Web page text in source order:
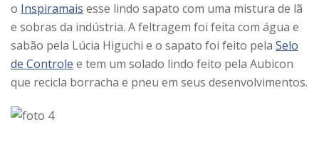
o Inspiramais esse lindo sapato com uma mistura de lã
e sobras da indústria. A feltragem foi feita com água e
sabão pela Lúcia Higuchi e o sapato foi feito pela Selo
de Controle e tem um solado lindo feito pela Aubicon
que recicla borracha e pneu em seus desenvolvimentos.